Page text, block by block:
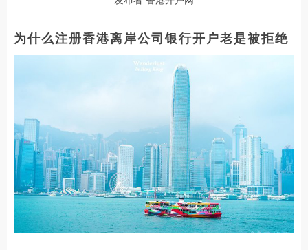
为什么注册香港离岸公司银行开户老是被拒绝